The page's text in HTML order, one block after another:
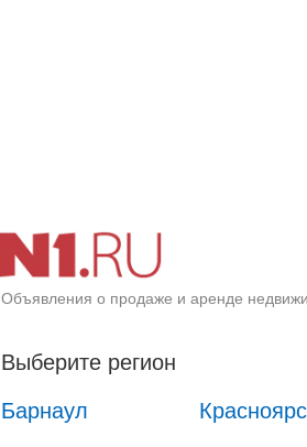
Объявления о продаже и аренде
Выберите регион
Барнаул